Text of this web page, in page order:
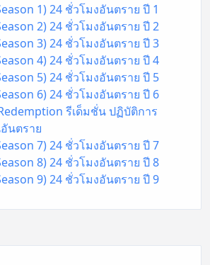
1) 24 ชั่วโมงอันตราย ปี 1
2) 24 ชั่วโมงอันตราย ปี 2
3) 24 ชั่วโมงอันตราย ปี 3
4) 24 ชั่วโมงอันตราย ปี 4
5) 24 ชั่วโมงอันตราย ปี 5
6) 24 ชั่วโมงอันตราย ปี 6
รีเด็มชั่น ปฏิบัติการ
นตราย
7) 24 ชั่วโมงอันตราย ปี 7
8) 24 ชั่วโมงอันตราย ปี 8
9) 24 ชั่วโมงอันตราย ปี 9